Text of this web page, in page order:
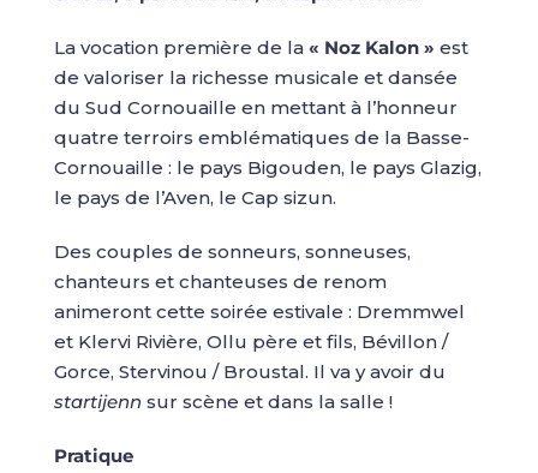
La vocation première de la « Noz Kalon » est
de valoriser la richesse musicale et dansée
du Sud Cornouaille en mettant à l’honneur
quatre terroirs emblématiques de la Basse-
Cornouaille : le pays Bigouden, le pays Glazig,
le pays de l’Aven, le Cap sizun.
Des couples de sonneurs, sonneuses,
chanteurs et chanteuses de renom
animeront cette soirée estivale : Dremmwel
et Klervi Rivière, Ollu père et fils, Bévillon /
Gorce, Stervinou / Broustal. Il va y avoir du
startijenn sur scène et dans la salle !
Pratique